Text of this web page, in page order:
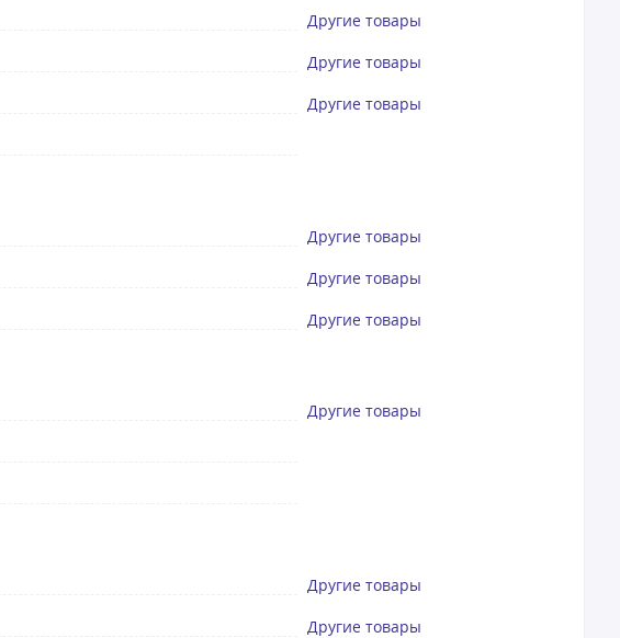
Другие товары
Другие товары
Другие товары
Другие товары
Другие товары
Другие товары
Другие товары
Другие товары
Другие товары